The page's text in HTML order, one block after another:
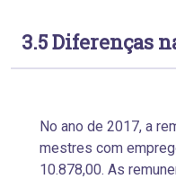
3.5 Diferenças
No ano de 2017, a
mestres com
10.878,00. As